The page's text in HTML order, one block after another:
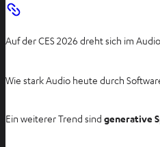
Auf der CES 2026 dreht sich im
Wie stark Audio heute durch
Ein weiterer Trend sind generative